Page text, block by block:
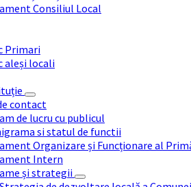
Consiliul Local
Primari
aleși locali
contact
de lucru cu publicul
si statul de functii
Organizare și Funcționare al
Intern
și strategii